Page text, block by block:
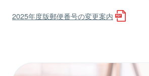
2025年度版郵便番号の変更案内